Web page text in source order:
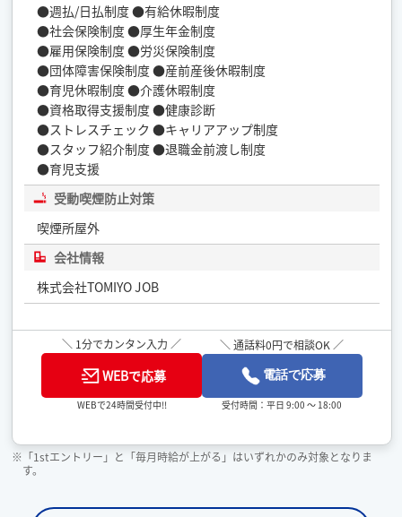
●週払/日払制度 ●有給休暇制度
●社会保険制度 ●厚生年金制度
●雇用保険制度 ●労災保険制度
●団体障害保険制度 ●産前産後休暇制度
●育児休暇制度 ●介護休暇制度
●資格取得支援制度 ●健康診断
●ストレスチェック ●キャリアアップ制度
●スタッフ紹介制度 ●退職金前渡し制度
●育児支援
受動喫煙防止対策
喫煙所屋外
会社情報
株式会社TOMIYO JOB
＼ 1分でカンタン入力 ／
WEBで応募
WEBで24時間受付中!!
＼ 通話料0円で相談OK ／
電話で応募
受付時間：平日 9:00 ～ 18:00
※「1stエントリー」と「毎月時給が上がる」はいずれかのみ対象となりま
す。